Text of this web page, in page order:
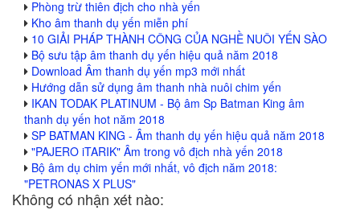
Phòng trừ thiên địch cho nhà yến
Kho âm thanh dụ yến miễn phí
10 GIẢI PHÁP THÀNH CÔNG CỦA NGHỀ NUÔI YẾN SÀO
Bộ sưu tập âm thanh dụ yến hiệu quả năm 2018
Download Âm thanh dụ yến mp3 mới nhất
Hướng dẫn sử dụng âm thanh nhà nuôi chim yến
IKAN TODAK PLATINUM - Bộ âm Sp Batman King âm
thanh dụ yến hot năm 2018
SP BATMAN KING - Âm thanh dụ yến hiệu quả năm 2018
"PAJERO iTARIK" Âm trong vô địch nhà yến 2018
Bộ âm dụ chim yến mới nhất, vô địch năm 2018:
"PETRONAS X PLUS"
Không có nhận xét nào: